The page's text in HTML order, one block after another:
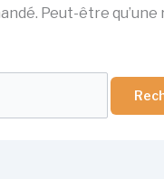
Peut-être